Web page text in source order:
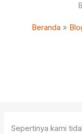
Beranda
Sepertinya kami